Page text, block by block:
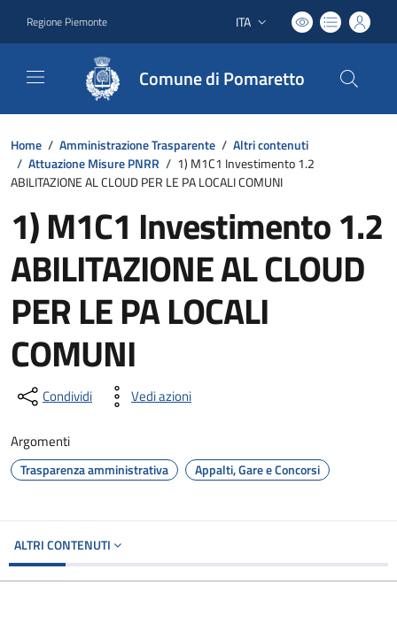
Regione Piemonte Lingua attiva:
ITA
Comune di Pomaretto
Home / Amministrazione Trasparente / Altri contenuti
/ Attuazione Misure PNRR / 1) M1C1 Investimento 1.2
ABILITAZIONE AL CLOUD PER LE PA LOCALI COMUNI
1) M1C1 Investimento 1.2
ABILITAZIONE AL CLOUD
PER LE PA LOCALI
COMUNI
Condividi Vedi azioni
Argomenti
Trasparenza amministrativa Appalti, Gare e Concorsi
ALTRI CONTENUTI